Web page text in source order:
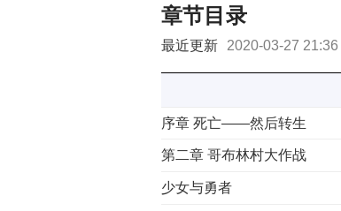
章节目录
最近更新 2020-03-27 21:36
序章 死亡——然后转生
第二章 哥布林村大作战
少女与勇者